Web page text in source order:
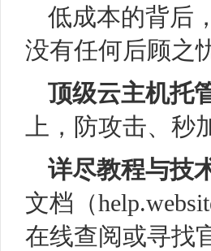
低成本的背后
没有任何后顾之
顶级云主机托
上，防攻击、秒
详尽教程与技
文档（
在线查阅或寻找